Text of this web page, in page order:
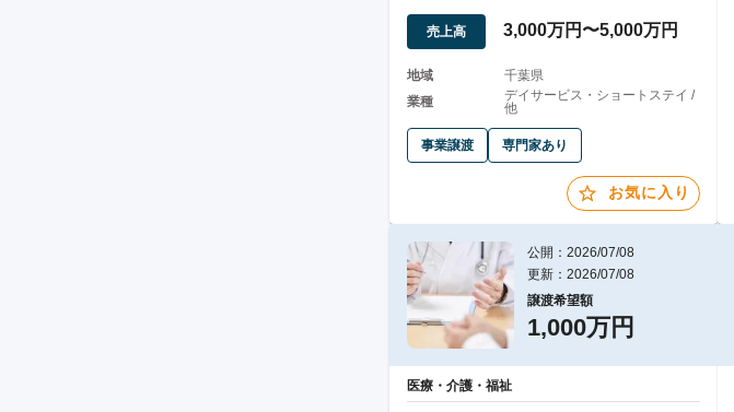
ログラムを提供
売上高 3,000万円〜5,000万円
地域
千葉県
業種
デイサービス・ショートステイ /
他
事業譲渡 専門家あり
お気に入り
公開：2026/07/08
更新：2026/07/08
譲渡希望額
1,000万円
医療・介護・福祉